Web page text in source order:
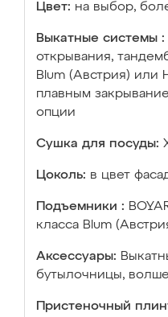
Цвет: на выбор,
Выкатные системы :
открывания,
Blum (Австрия) или
плавным
опции
Сушка для посуды:
Цоколь: в цвет
Подъемники :
класса Blum
Аксессуары:
бутылочницы,
Пристеночный